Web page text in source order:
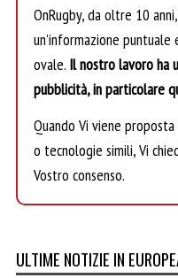
OnRugby, da oltre 10
un’informazione
ovale. Il nostro lavoro ha
pubblicità, in particolare
Quando Vi viene
o tecnologie simili, Vi
Vostro consenso.
ULTIME NOTIZIE IN